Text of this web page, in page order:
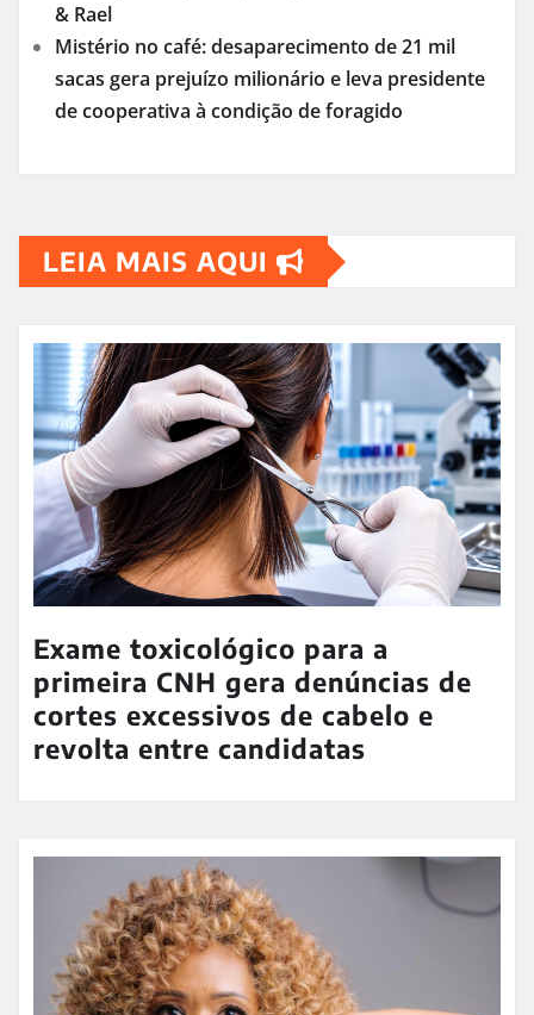
& Rael
Mistério no café: desaparecimento de 21 mil
sacas gera prejuízo milionário e leva presidente
de cooperativa à condição de foragido
LEIA MAIS AQUI
Exame toxicológico para a
primeira CNH gera denúncias de
cortes excessivos de cabelo e
revolta entre candidatas